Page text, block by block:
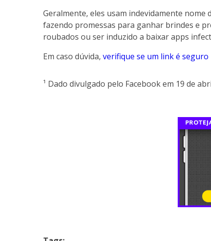
Geralmente, eles usam indevidamente
fazendo promessas para ganhar brindes e
roubados ou ser induzido a baixar apps
Em caso dúvida, verifique se um link é seguro
¹ Dado divulgado pelo Facebook em 19 de